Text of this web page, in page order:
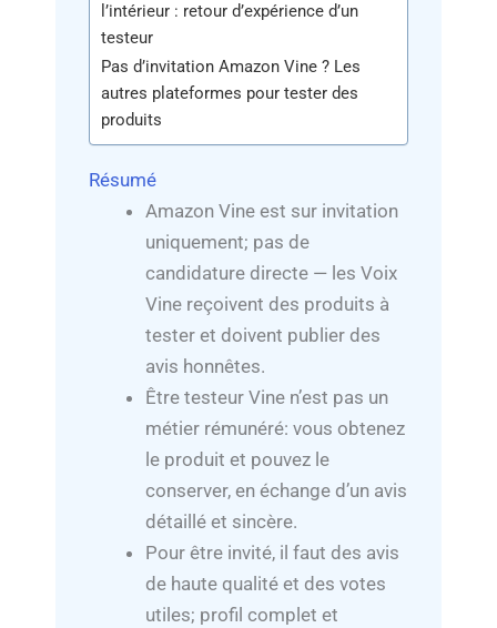
l’intérieur : retour d’expérience d’un
testeur
Pas d’invitation Amazon Vine ? Les
autres plateformes pour tester des
produits
Résumé
Amazon Vine est sur invitation
uniquement; pas de
candidature directe — les Voix
Vine reçoivent des produits à
tester et doivent publier des
avis honnêtes.
Être testeur Vine n’est pas un
métier rémunéré: vous obtenez
le produit et pouvez le
conserver, en échange d’un avis
détaillé et sincère.
Pour être invité, il faut des avis
de haute qualité et des votes
utiles; profil complet et